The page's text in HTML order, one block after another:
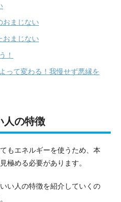
おまじない
おまじない
！
って変わる！我慢せず悪縁を
人の特徴
もエネルギーを使うため、本
極める必要があります。
い人の特徴を紹介していくの